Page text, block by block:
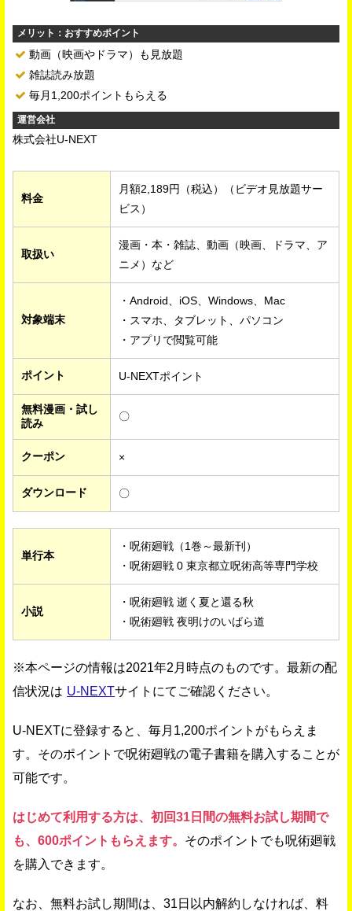
メリット：おすすめポイント
動画（映画やドラマ）も見放題
雑誌読み放題
毎月1,200ポイントもらえる
運営会社
株式会社U-NEXT
料金
月額2,189円（税込）（ビデオ見放題サー
ビス）
取扱い
漫画・本・雑誌、動画（映画、ドラマ、ア
ニメ）など
対象端末
・Android、iOS、Windows、Mac
・スマホ、タブレット、パソコン
・アプリで閲覧可能
ポイント U-NEXTポイント
無料漫画・試し
読み
〇
クーポン ×
ダウンロード 〇
単行本
・呪術廻戦（1巻～最新刊）
・呪術廻戦 0 東京都立呪術高等専門学校
小説
・呪術廻戦 逝く夏と還る秋
・呪術廻戦 夜明けのいばら道
※本ページの情報は2021年2月時点のものです。最新の配
信状況は U-NEXTサイトにてご確認ください。
U-NEXTに登録すると、毎月1,200ポイントがもらえま
す。そのポイントで呪術廻戦の電子書籍を購入することが
可能です。
はじめて利用する方は、初回31日間の無料お試し期間で
も、600ポイントもらえます。 そのポイントでも呪術廻戦
を購入できます。
なお、無料お試し期間は、31日以内解約しなければ、料